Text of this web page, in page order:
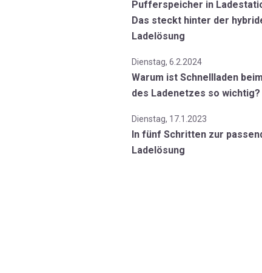
Pufferspeicher in
Das steckt hinter der
Ladelösung
Dienstag, 6.2.2024
Warum ist Schnellladen
des Ladenetzes so wichtig?
Dienstag, 17.1.2023
In fünf Schritten zur
Ladelösung